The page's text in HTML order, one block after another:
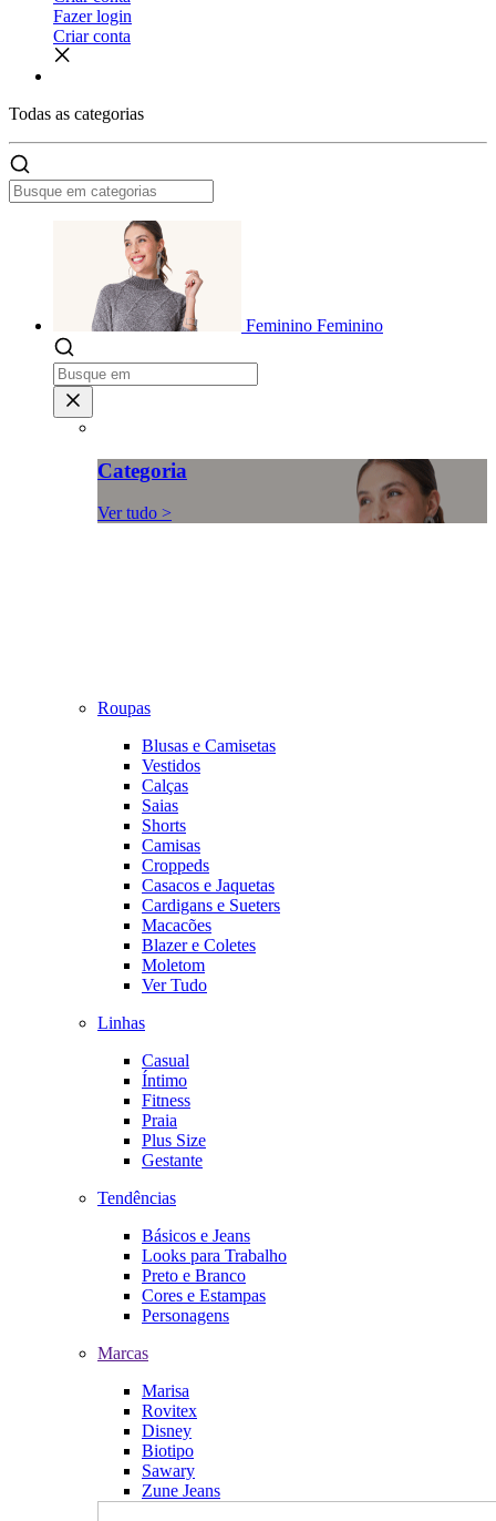
Fazer login
Criar conta
Todas as categorias
Feminino Feminino
Categoria
Ver tudo >
Roupas
Blusas e Camisetas
Vestidos
Calças
Saias
Shorts
Camisas
Croppeds
Casacos e Jaquetas
Cardigans e Sueters
Macacões
Blazer e Coletes
Moletom
Ver Tudo
Linhas
Casual
Íntimo
Fitness
Praia
Plus Size
Gestante
Tendências
Básicos e Jeans
Looks para Trabalho
Preto e Branco
Cores e Estampas
Personagens
Marcas
Marisa
Rovitex
Disney
Biotipo
Sawary
Zune Jeans